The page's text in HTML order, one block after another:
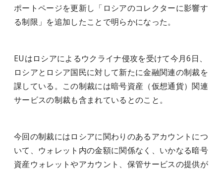
ポートページを更新し「ロシアのコレクターに影響す
る制限」を追加したことで明らかになった。
EUはロシアによるウクライナ侵攻を受けて今月6日、
ロシアとロシア国民に対して新たに金融関連の制裁を
課している。この制裁には暗号資産（仮想通貨）関連
サービスの制裁も含まれているとのこと。
今回の制裁にはロシアに関わりのあるアカウントにつ
いて、ウォレット内の金額に関係なく、いかなる暗号
資産ウォレットやアカウント、保管サービスの提供が